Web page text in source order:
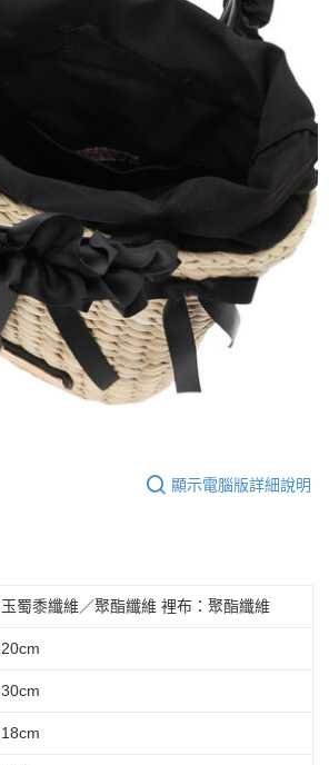
顯示電腦版詳細說明
玉蜀黍纖維／聚酯纖維 裡布：聚酯纖維
20cm
30cm
18cm